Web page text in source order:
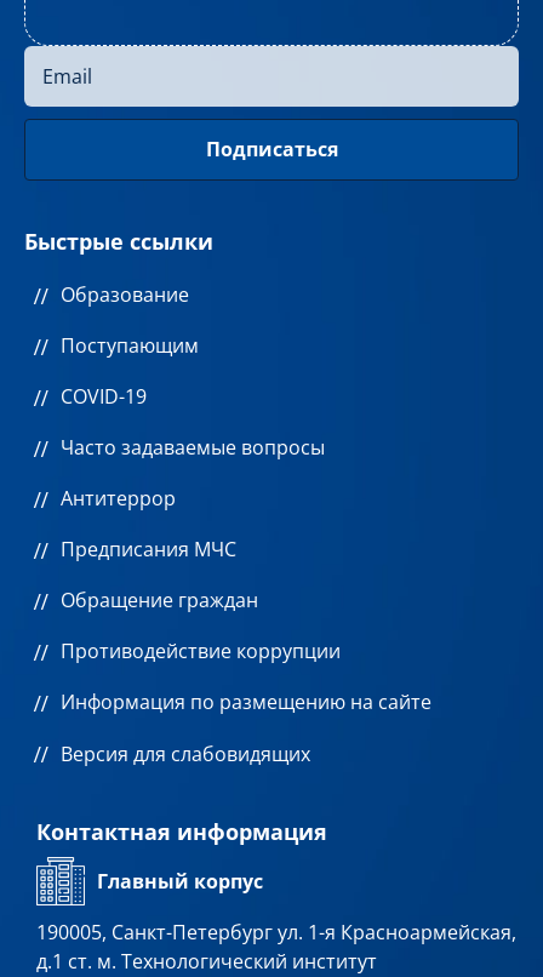
Быстрые ссылки
Образование
Поступающим
COVID-19
Часто задаваемые вопросы
Антитеррор
Предписания МЧС
Обращение граждан
Противодействие коррупции
Информация по размещению на сайте
Версия для слабовидящих
Контактная информация
Главный корпус
190005, Санкт-Петербург ул. 1-я Красноармейская,
д.1 ст. м. Технологический институт